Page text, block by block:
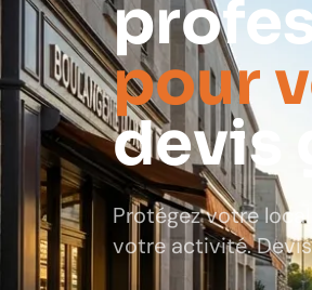
pour
devis
Protégez votre
votre activité.